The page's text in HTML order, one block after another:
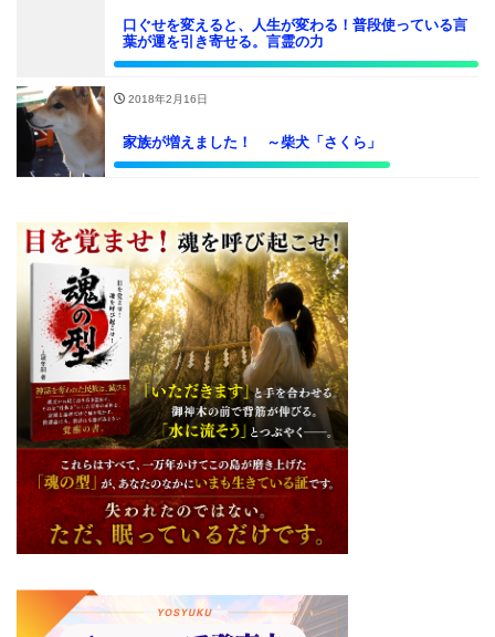
口ぐせを変えると、人生が変わる！普段使っている言
葉が運を引き寄せる。言霊の力
2018年2月16日
家族が増えました！ ～柴犬「さくら」